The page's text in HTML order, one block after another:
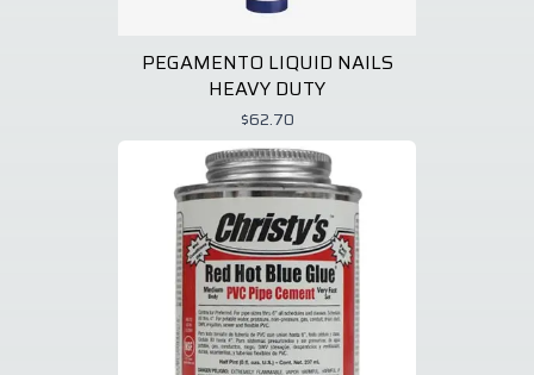
PEGAMENTO LIQUID NAILS
HEAVY DUTY
$62.70